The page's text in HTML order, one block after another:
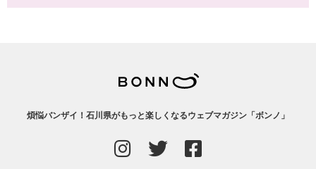
煩悩バンザイ！石川県がもっと楽しくなるウェブマガジン「ボンノ」